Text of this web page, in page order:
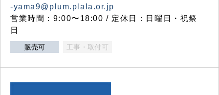
-yama9@plum.plala.or.jp
営業時間：9:00〜18:00 / 定休日：日曜日・祝祭
日
販売可 工事・取付可